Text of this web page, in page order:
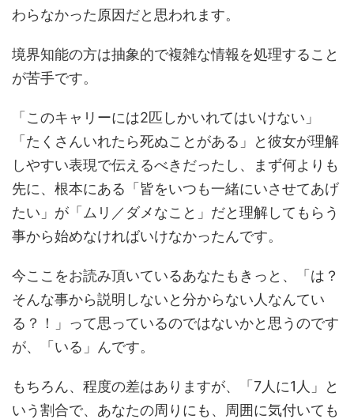
わらなかった原因だと思われます。
境界知能の方は抽象的で複雑な情報を処理すること
が苦手です。
「このキャリーには2匹しかいれてはいけない」
「たくさんいれたら死ぬことがある」と彼女が理解
しやすい表現で伝えるべきだったし、まず何よりも
先に、根本にある「皆をいつも一緒にいさせてあげ
たい」が「ムリ／ダメなこと」だと理解してもらう
事から始めなければいけなかったんです。
今ここをお読み頂いているあなたもきっと、「は？
そんな事から説明しないと分からない人なんてい
る？！」って思っているのではないかと思うのです
が、「いる」んです。
もちろん、程度の差はありますが、「7人に1人」と
いう割合で、あなたの周りにも、周囲に気付いても